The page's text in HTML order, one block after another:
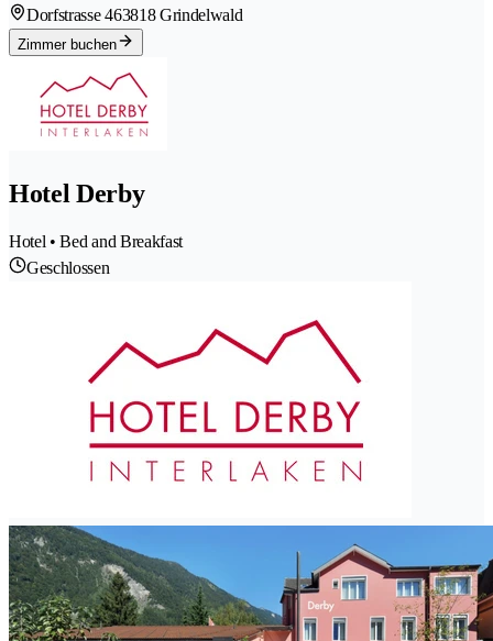
Dorfstrasse 463818 Grindelwald
Zimmer buchen
Hotel Derby
Hotel • Bed and Breakfast
Geschlossen